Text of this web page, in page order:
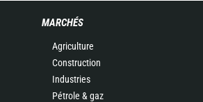
MARCHÉS
Agriculture
Construction
Industries
Pétrole & gaz